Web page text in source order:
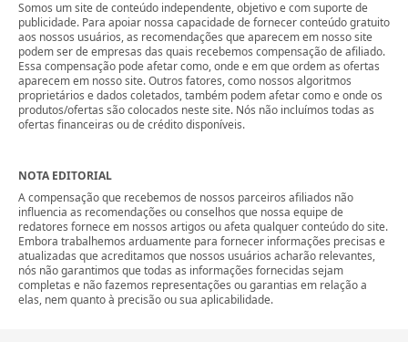
Somos um site de conteúdo independente, objetivo e com suporte de
publicidade. Para apoiar nossa capacidade de fornecer conteúdo gratuito
aos nossos usuários, as recomendações que aparecem em nosso site
podem ser de empresas das quais recebemos compensação de afiliado.
Essa compensação pode afetar como, onde e em que ordem as ofertas
aparecem em nosso site. Outros fatores, como nossos algoritmos
proprietários e dados coletados, também podem afetar como e onde os
produtos/ofertas são colocados neste site. Nós não incluímos todas as
ofertas financeiras ou de crédito disponíveis.
NOTA EDITORIAL
A compensação que recebemos de nossos parceiros afiliados não
influencia as recomendações ou conselhos que nossa equipe de
redatores fornece em nossos artigos ou afeta qualquer conteúdo do site.
Embora trabalhemos arduamente para fornecer informações precisas e
atualizadas que acreditamos que nossos usuários acharão relevantes,
nós não garantimos que todas as informações fornecidas sejam
completas e não fazemos representações ou garantias em relação a
elas, nem quanto à precisão ou sua aplicabilidade.